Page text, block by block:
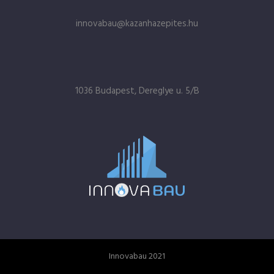
innovabau@kazanhazepites.hu
1036 Budapest, Dereglye u. 5/B
Innovabau 2021